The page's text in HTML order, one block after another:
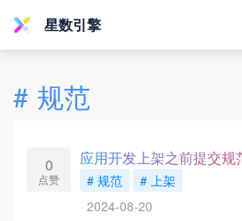
星数引擎
# 规范
0
点赞
应用开发上架之前提交规
# 规范
# 上架
2024-08-20